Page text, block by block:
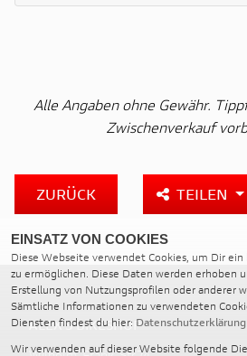
Alle Angaben ohne Gewähr.
Zwischenverkauf
ZURÜCK TEILEN
ALEX’S BIKESHOP
EINSATZ VON COOKIES
Diese Webseite verwendet Cookies, um Dir
zu ermöglichen. Diese Daten werden erhoben
Erstellung von Nutzungsprofilen oder anderer
Sämtliche Informationen zu verwendeten
Diensten findest du hier: Datenschutzerklärung
Wir verwenden auf dieser Website folgende